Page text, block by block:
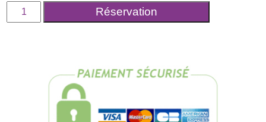
quantité
Réservation